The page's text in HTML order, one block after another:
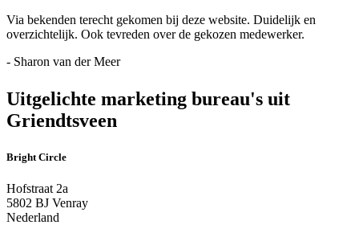
Via bekenden terecht gekomen bij deze website. Duidelijk en
overzichtelijk. Ook tevreden over de gekozen medewerker.
- Sharon van der Meer
Uitgelichte marketing bureau's uit
Griendtsveen
Bright Circle
Hofstraat 2a
5802 BJ Venray
Nederland